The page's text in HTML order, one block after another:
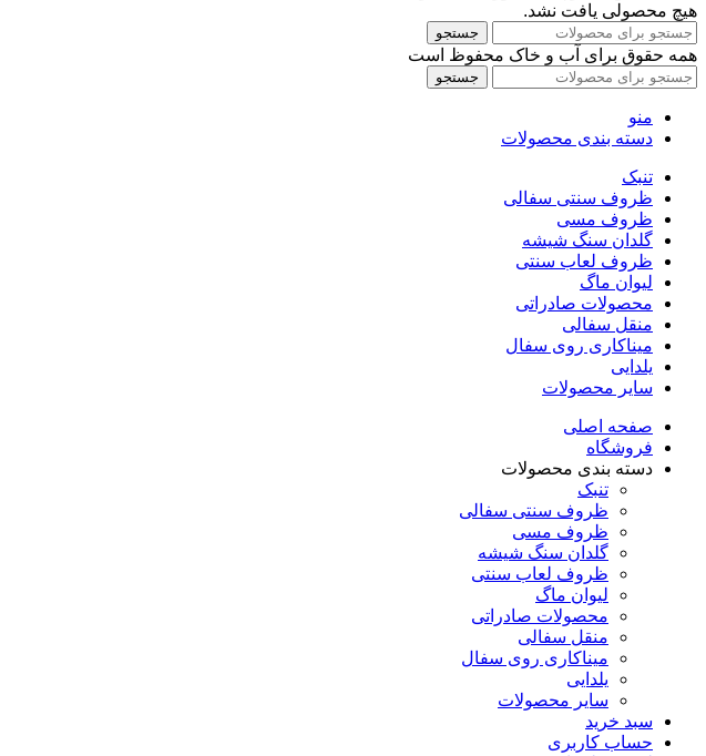
هیچ محصولی یافت نشد.
جستجو
همه حقوق برای آب و خاک محفوظ است
جستجو
منو
دسته بندی محصولات
تنبک
ظروف سنتی سفالی
ظروف مسی
گلدان سنگ شیشه
ظروف لعاب سنتی
لیوان ماگ
محصولات صادراتی
منقل سفالی
میناکاری روی سفال
یلدایی
سایر محصولات
صفحه اصلی
فروشگاه
دسته بندی محصولات
تنبک
ظروف سنتی سفالی
ظروف مسی
گلدان سنگ شیشه
ظروف لعاب سنتی
لیوان ماگ
محصولات صادراتی
منقل سفالی
میناکاری روی سفال
یلدایی
سایر محصولات
سبد خرید
حساب کاربری